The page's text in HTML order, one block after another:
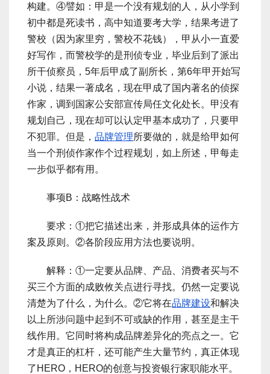
构建。④譬如：甲是一个没有规划的人，从小学到
初中都是死读书，高中知道要考大学，结果考进了
警校（因为家里穷，警校不花钱），甲从小一直爱
好写作，而警校学的是刑侦专业，毕业后到了派出
所干侦察员，5年后甲成了副所长，第6年甲开始写
小说，结果一著成名，现在甲成了国内著名的侦探
作家，调到国家公安部宣传局任文化处长。甲没有
规划自己，现在却可以认定甲基本成功了，只要甲
不犯罪。但是， 品牌管理所要做的，就是给甲如何
当一个刑侦作家作个过程规划，如上所述，甲每走
一步似乎都有用。
事项B：战略性战术
要求：①把它描述出来，并形成具体的运作方
案及原则。②各阶段应用方法也要说明。
解释：①一定要从品牌、产品、消费者买与不
买三个方面的成败攸关点进行寻找。仍然一定要说
清楚为了什么，为什么。②它将在品牌建设和解决
以上所涉问题中起到不可或缺的作用，甚至是主干
线作用。它同时将构成品牌差异化的亮点之一。它
才是真正的杠杆，还可能产生大量节约，真正体现
了HERO，HERO的创意与投资银行家职能水平。